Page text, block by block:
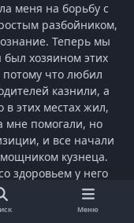
меня на борьбу с
разбойником,
Теперь мы
был хозяином этих
потому что любил
казнили, а
в этих местах жил,
мне помогали, но
и все начали
кузнеца.
здоровьем у него
в 15 лет подался в
пленника. - Теперь
Меню